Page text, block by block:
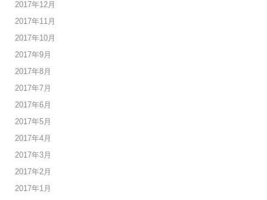
2017年12月
2017年11月
2017年10月
2017年9月
2017年8月
2017年7月
2017年6月
2017年5月
2017年4月
2017年3月
2017年2月
2017年1月